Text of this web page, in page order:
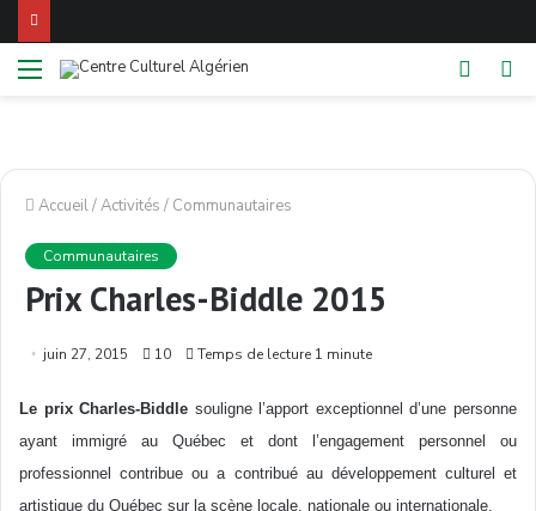
Menu
Switch
Accueil/Activités / Communautaires
Communautaires
Prix Charles-Biddle 2015
juin 27, 2015 10 Temps de lecture 1 minute
Le prix Charles-Biddle souligne l’apport exceptionnel d’une personne
ayant immigré au Québec et dont l’engagement personnel ou
professionnel contribue ou a contribué au développement culturel et
artistique du Québec sur la scène locale, nationale ou internationale.